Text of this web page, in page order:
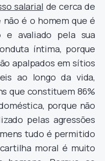
salarial de cerca de
não é o homem que é
e avaliado pela sua
íntima, porque
apalpados em sítios
ao longo da vida,
que constituem 86%
porque não
pelas agressões
tudo é permitido
moral é muito